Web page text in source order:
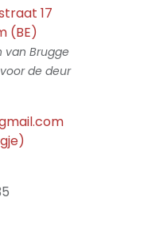
17
(BE)
van Brugge
de deur